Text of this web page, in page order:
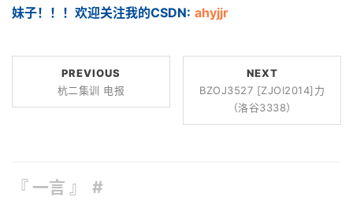
妹子！！！欢迎关注我的CSDN: ahyjjr
PREVIOUS
杭二集训 电报
NEXT
BZOJ3527 [ZJOI2014]力
（洛谷3338）
『 一言 』